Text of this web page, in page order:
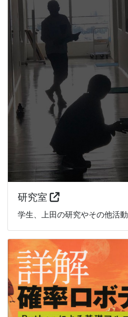
研究室
学生、上田の研究やその他活動